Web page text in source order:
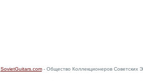
SovietGuitars.com- Общество Коллекционеров Советских